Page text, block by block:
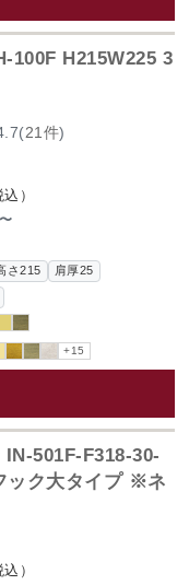
100F H215W225 3
さ215 肩厚25
+15
(21件)
込）
501F-F318-30-
ック大タイプ ※ネ
込）